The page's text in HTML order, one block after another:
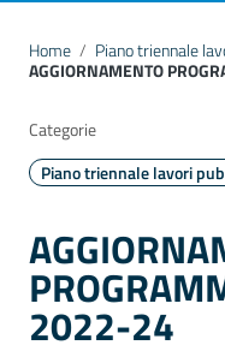
Home / Piano triennale
AGGIORNAMENTO
2022-24
Categorie
Piano triennale lavori